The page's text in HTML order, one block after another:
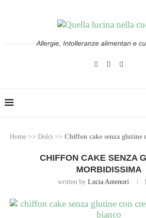
Allergie, Intolleranze alimentari e
Home >> Dolci >> Chiffon cake senza glutine
CHIFFON CAKE SENZA
MORBIDISSIMA
written by Lucia Antenori